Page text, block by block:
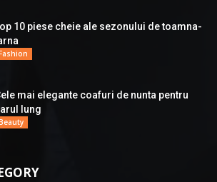
10 piese cheie ale sezonului de toamna-
mai elegante coafuri de nunta pentru
lung